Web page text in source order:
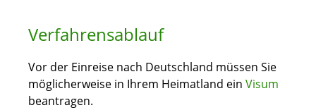
Verfahrensablauf
Vor der Einreise nach Deutschland müssen Sie
möglicherweise in Ihrem Heimatland ein Visum
beantragen.